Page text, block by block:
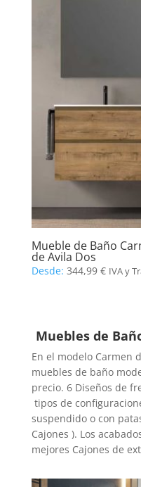
Mueble de Baño
de Avila Dos
Desde: 344,99 € IVA y
Muebles de
En el modelo Carmen
muebles de baño
precio. 6 Diseños de
tipos de
suspendido o con
Cajones ). Los
mejores Cajones de